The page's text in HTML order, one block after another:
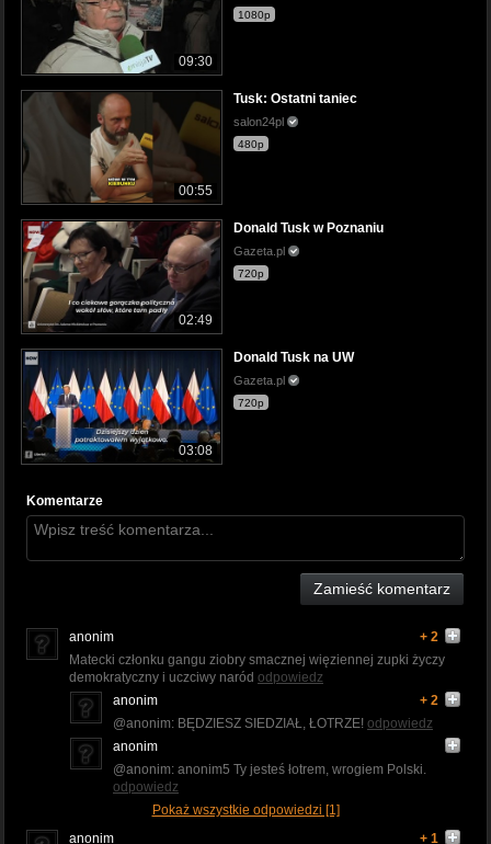
09:30
1080p
00:55
Tusk: Ostatni taniec
salon24pl
480p
02:49
Donald Tusk w Poznaniu
Gazeta.pl
720p
03:08
Donald Tusk na UW
Gazeta.pl
720p
Komentarze
Zamieść komentarz
anonim
+ 2
Matecki członku gangu ziobry smacznej więziennej zupki życzy
demokratyczny i uczciwy naród odpowiedz
anonim
+ 2
@anonim: BĘDZIESZ SIEDZIAŁ, ŁOTRZE! odpowiedz
anonim
@anonim: anonim5 Ty jesteś łotrem, wrogiem Polski.
odpowiedz
Pokaż wszystkie odpowiedzi [1]
anonim
+ 1